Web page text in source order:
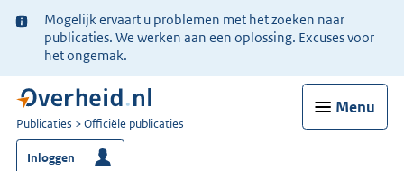
Ter
informatie:
Mogelijk ervaart u problemen met het zoeken naar
publicaties. We werken aan een oplossing. Excuses voor
het ongemak.
Menu
U
bent
nu
Publicaties Officiële publicaties
Inloggen